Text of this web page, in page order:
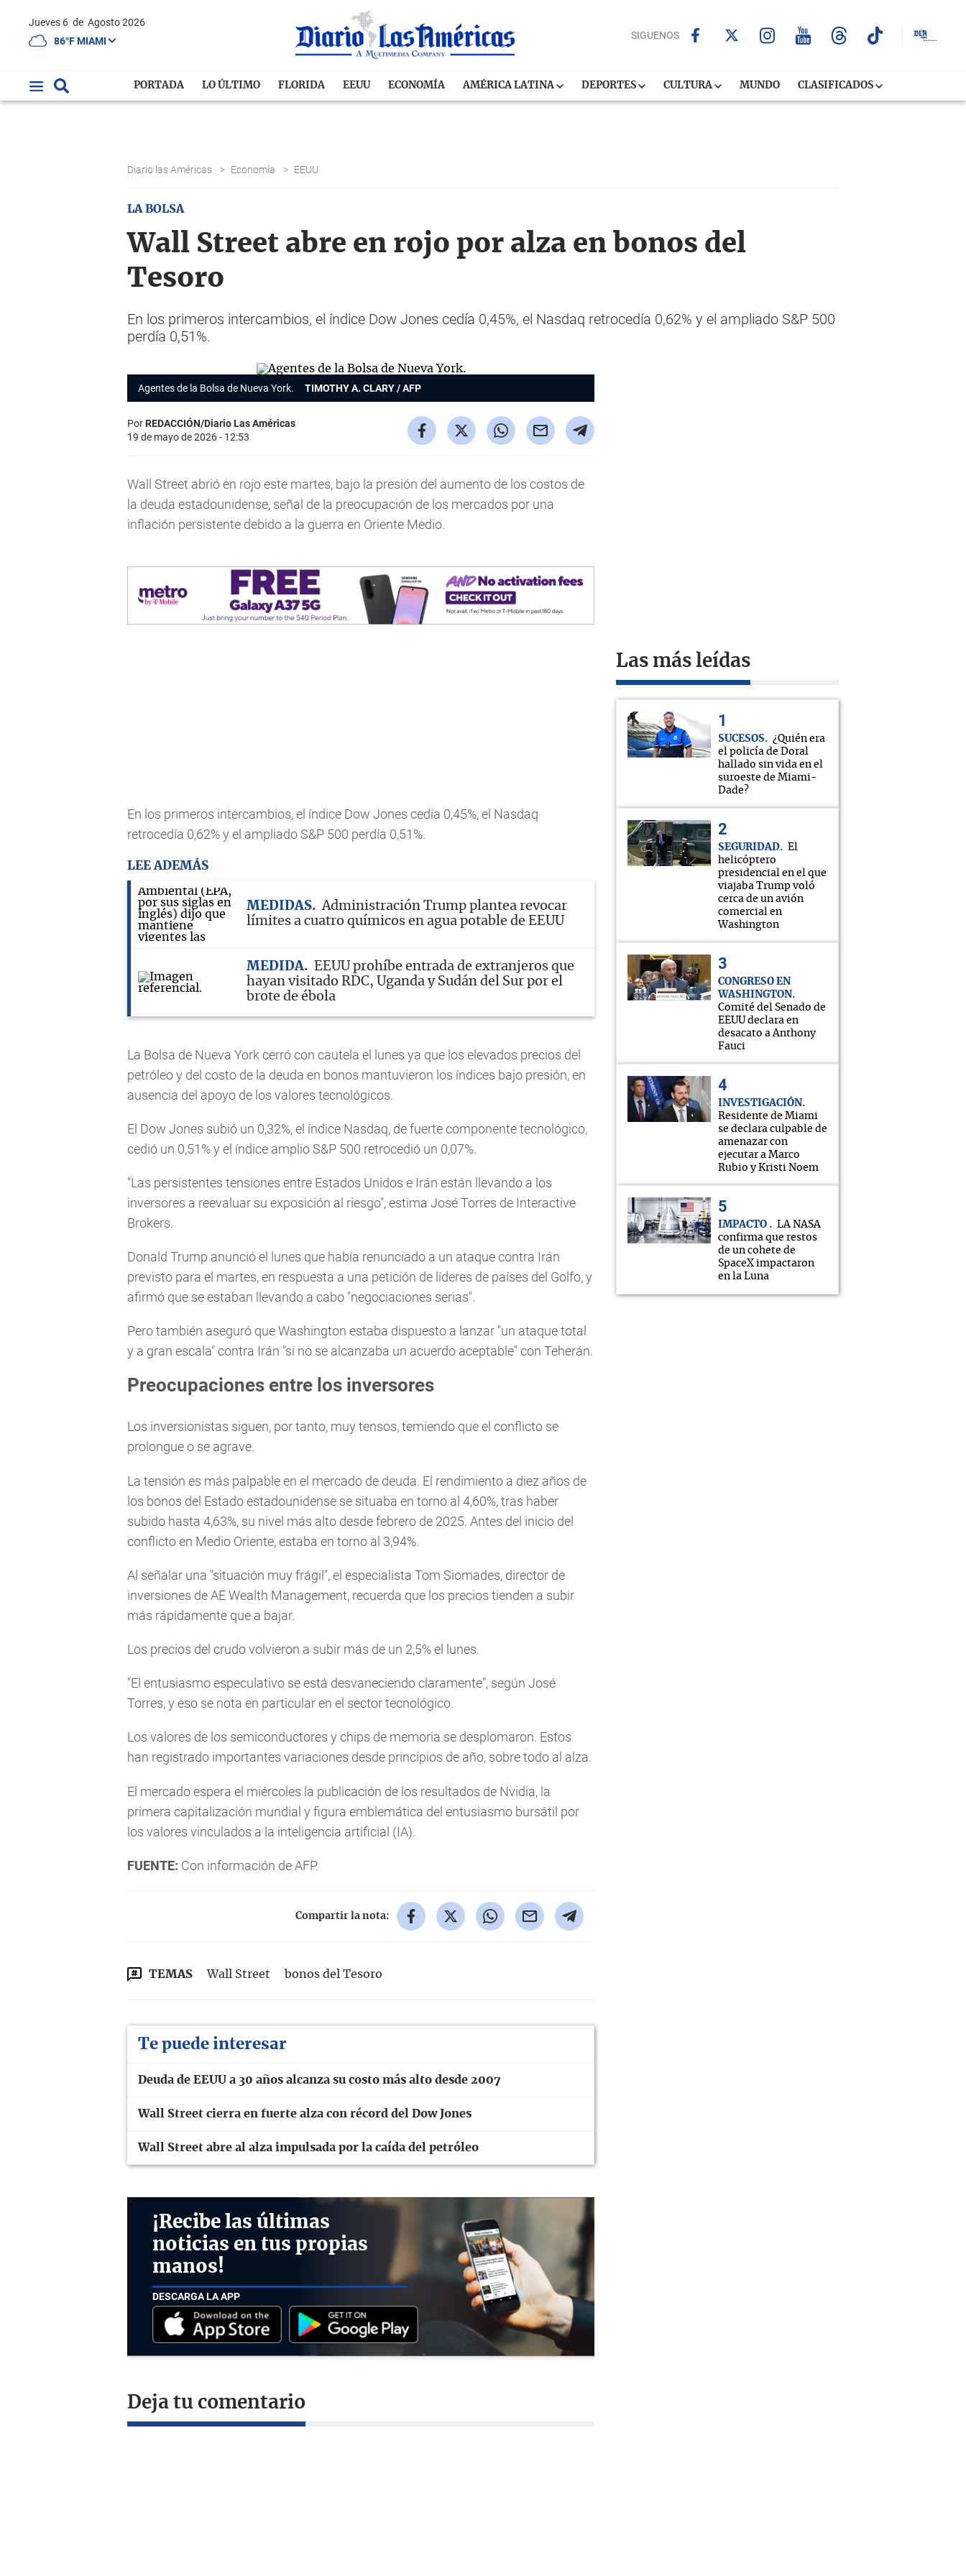
Jueves 6 de Agosto 2026
86°F MIAMI
SIGUENOS
PORTADA LO ÚLTIMO FLORIDA EEUU ECONOMÍA AMÉRICA LATINA DEPORTES CULTURA MUNDO CLASIFICADOS
Diario las Américas > Economía > EEUU
LA BOLSA
Wall Street abre en rojo por alza en bonos del
Tesoro
En los primeros intercambios, el índice Dow Jones cedía 0,45%, el Nasdaq retrocedía 0,62% y el ampliado S&P 500
perdía 0,51%.
Agentes de la Bolsa de Nueva York. TIMOTHY A. CLARY / AFP
PorREDACCIÓN/Diario Las Américas
19 de mayo de 2026 - 12:53
Wall Street abrió en rojo este martes, bajo la presión del aumento de los costos de
la deuda estadounidense, señal de la preocupación de los mercados por una
inflación persistente debido a la guerra en Oriente Medio.
En los primeros intercambios, el índice Dow Jones cedía 0,45%, el Nasdaq
retrocedía 0,62% y el ampliado S&P 500 perdía 0,51%.
LEE ADEMÁS
MEDIDAS
Administración Trump plantea revocar
límites a cuatro químicos en agua potable de EEUU
MEDIDA
EEUU prohíbe entrada de extranjeros que
hayan visitado RDC, Uganda y Sudán del Sur por el
brote de ébola
La Bolsa de Nueva York cerró con cautela el lunes ya que los elevados precios del
petróleo y del costo de la deuda en bonos mantuvieron los índices bajo presión, en
ausencia del apoyo de los valores tecnológicos.
El Dow Jones subió un 0,32%, el índice Nasdaq, de fuerte componente tecnológico,
cedió un 0,51% y el índice amplio S&P 500 retrocedió un 0,07%.
"Las persistentes tensiones entre Estados Unidos e Irán están llevando a los
inversores a reevaluar su exposición al riesgo", estima José Torres de Interactive
Brokers.
Donald Trump anunció el lunes que había renunciado a un ataque contra Irán
previsto para el martes, en respuesta a una petición de líderes de países del Golfo, y
afirmó que se estaban llevando a cabo "negociaciones serias".
Pero también aseguró que Washington estaba dispuesto a lanzar "un ataque total
y a gran escala" contra Irán "si no se alcanzaba un acuerdo aceptable" con Teherán.
Preocupaciones entre los inversores
Los inversionistas siguen, por tanto, muy tensos, temiendo que el conflicto se
prolongue o se agrave.
La tensión es más palpable en el mercado de deuda. El rendimiento a diez años de
los bonos del Estado estadounidense se situaba en torno al 4,60%, tras haber
subido hasta 4,63%, su nivel más alto desde febrero de 2025. Antes del inicio del
conflicto en Medio Oriente, estaba en torno al 3,94%.
Al señalar una "situación muy frágil", el especialista Tom Siomades, director de
inversiones de AE Wealth Management, recuerda que los precios tienden a subir
más rápidamente que a bajar.
Los precios del crudo volvieron a subir más de un 2,5% el lunes.
"El entusiasmo especulativo se está desvaneciendo claramente", según José
Torres, y eso se nota en particular en el sector tecnológico.
Los valores de los semiconductores y chips de memoria se desplomaron. Estos
han registrado importantes variaciones desde principios de año, sobre todo al alza.
El mercado espera el miércoles la publicación de los resultados de Nvidia, la
primera capitalización mundial y figura emblemática del entusiasmo bursátil por
los valores vinculados a la inteligencia artificial (IA).
FUENTE: Con información de AFP.
Compartir la nota:
TEMAS Wall Street bonos del Tesoro
Te puede interesar
Deuda de EEUU a 30 años alcanza su costo más alto desde 2007
Wall Street cierra en fuerte alza con récord del Dow Jones
Wall Street abre al alza impulsada por la caída del petróleo
¡Recibe las últimas
noticias en tus propias
manos!
DESCARGA LA APP
Deja tu comentario
Las más leídas
SUCESOS
¿Quién era
el policía de Doral
hallado sin vida en el
suroeste de Miami-
Dade?
SEGURIDAD
El
helicóptero
presidencial en el que
viajaba Trump voló
cerca de un avión
comercial en
Washington
CONGRESO EN
WASHINGTON
Comité del Senado de
EEUU declara en
desacato a Anthony
Fauci
INVESTIGACIÓN
Residente de Miami
se declara culpable de
amenazar con
ejecutar a Marco
Rubio y Kristi Noem
IMPACTO
LA NASA
confirma que restos
de un cohete de
SpaceX impactaron
en la Luna